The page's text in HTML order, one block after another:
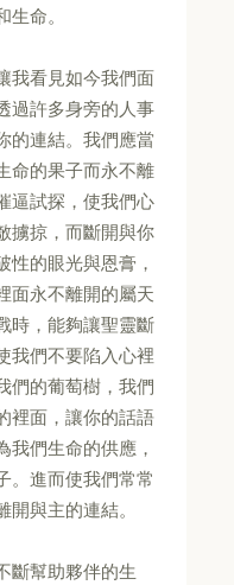
命。
我看見如今我們面
過許多身旁的人事
的連結。我們應當
命的果子而永不離
逼試探，使我們心
擄掠，而斷開與你
性的眼光與恩膏，
面永不離開的屬天
時，能夠讓聖靈斷
我們不要陷入心裡
們的葡萄樹，我們
裡面，讓你的話語
我們生命的供應，
。進而使我們常常
與主的連結。
斷幫助夥伴的生